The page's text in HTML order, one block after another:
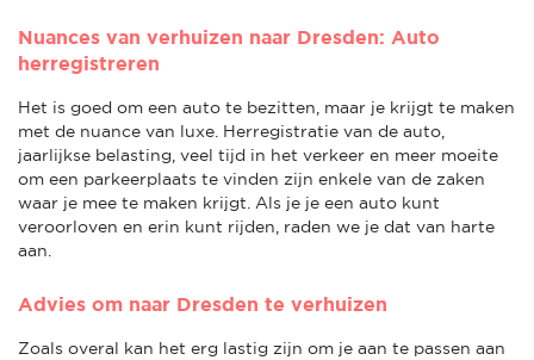
Nuances van verhuizen naar Dresden: Auto
herregistreren
Het is goed om een auto te bezitten, maar je krijgt te maken
met de nuance van luxe. Herregistratie van de auto,
jaarlijkse belasting, veel tijd in het verkeer en meer moeite
om een parkeerplaats te vinden zijn enkele van de zaken
waar je mee te maken krijgt. Als je je een auto kunt
veroorloven en erin kunt rijden, raden we je dat van harte
aan.
Advies om naar Dresden te verhuizen
Zoals overal kan het erg lastig zijn om je aan te passen aan